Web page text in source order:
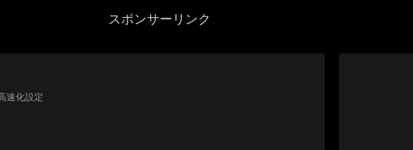
スポンサーリンク
速化設定